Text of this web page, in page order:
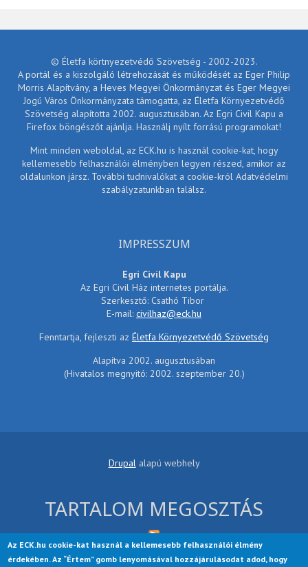
Az ECK.hu cookie-kat használ a kellemesebb felhasználói élmény
érdekében. Az “Értem” gomb lenyomásával hozzájárulásodat adod, hogy
© Életfa körtnyezetvédő Szövetség - 2002-2023.
A portál és a kiszolgáló létrehozását és működését az Eger Philip
Morris Alapítvány, a Heves Megyei Önkormányzat és Eger Megyei
Jogú Város Önkormányzata támogatta, az Életfa Környezetvédő
Szövetség alapította 2002. augusztusában. Az Egri Civil Kapu a
Firefox böngészőt ajánlja. Használj nyílt forrású programokat!
Mint minden weboldal, az ECK.hu is használ cookie-kat, hogy
kellemesebb felhasználói élményben legyen részed, amikor az
oldalunkon jársz. További tudnivalókat a cookie-król Adatvédelmi
szabályzatunkban találsz.
IMPRESSZUM
Egri Civil Kapu
Az Egri Civil Ház internetes portálja.
Szerkesztő: Csathó Tibor
E-mail: civilhaz@eck.hu
Fenntartja, fejleszti az Életfa Környezetvédő Szövetség
Alapítva 2002. augusztusában
(Hivatalos megnyitó: 2002. szeptember 20.)
Drupalalapú webhely
TARTALOM MEGOSZTÁS